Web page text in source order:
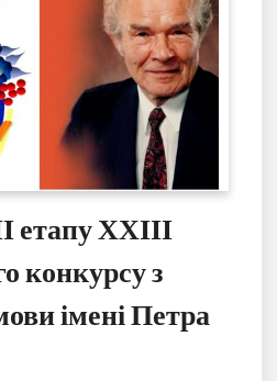
етапу ХХІІІ
конкурсу з
імені Петра